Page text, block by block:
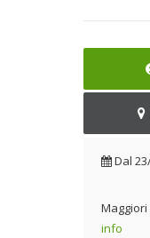
Dal
info